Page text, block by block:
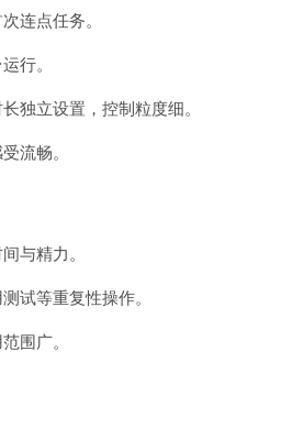
连点任务。
行。
独立设置，控制粒度细。
流畅。
与精力。
试等重复性操作。
围广。